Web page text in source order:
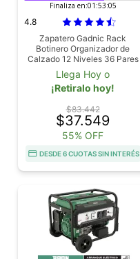
Finaliza en:01:53:04
4.8
Zapatero Gadnic Rack
Botinero Organizador de
Calzado 12 Niveles 36 Pares
Hermético
Llega Hoy o
¡Retiralo hoy!
$83.442
$37.549
55% OFF
DESDE 6 CUOTAS SIN INTERÉS